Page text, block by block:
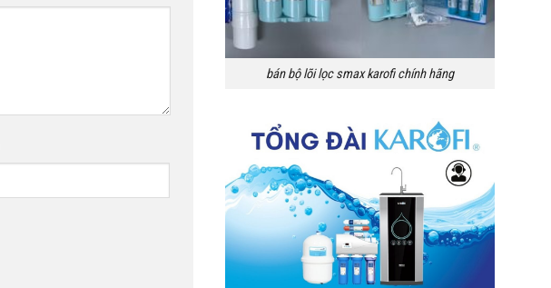
bán bộ lõi lọc smax karofi chính hãng